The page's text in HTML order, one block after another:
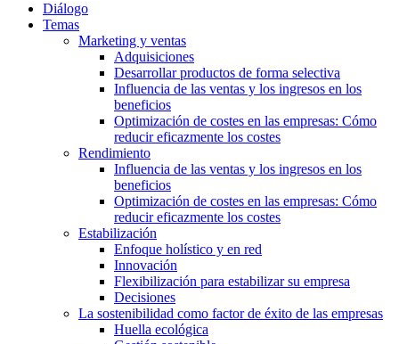
Diálogo
Temas
Marketing y ventas
Adquisiciones
Desarrollar productos de forma selectiva
Influencia de las ventas y los ingresos en los
beneficios
Optimización de costes en las empresas: Cómo
reducir eficazmente los costes
Rendimiento
Influencia de las ventas y los ingresos en los
beneficios
Optimización de costes en las empresas: Cómo
reducir eficazmente los costes
Estabilización
Enfoque holístico y en red
Innovación
Flexibilización para estabilizar su empresa
Decisiones
La sostenibilidad como factor de éxito de las empresas
Huella ecológica